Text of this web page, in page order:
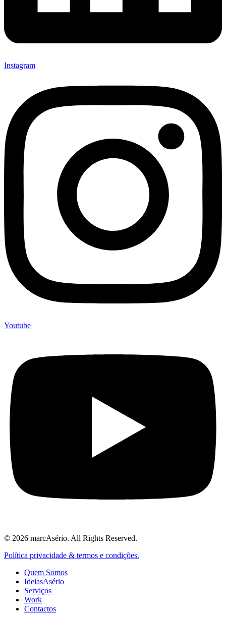
Instagram
Youtube
© 2026 marcAsério. All Rights Reserved.
Política privacidade & termos e condições.
Quem Somos
IdeiasAsério
Serviços
Work
Contactos